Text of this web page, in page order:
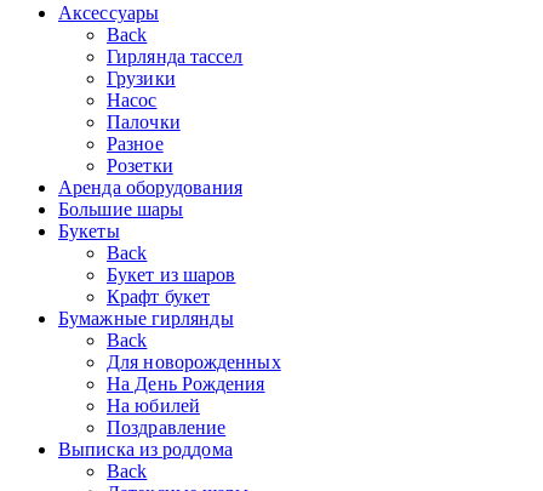
Аксессуары
Back
Гирлянда тассел
Грузики
Насос
Палочки
Разное
Розетки
Аренда оборудования
Большие шары
Букеты
Back
Букет из шаров
Крафт букет
Бумажные гирлянды
Back
Для новорожденных
На День Рождения
На юбилей
Поздравление
Выписка из роддома
Back